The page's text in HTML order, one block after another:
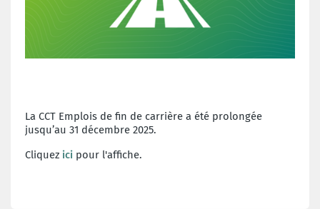
La CCT Emplois de fin de carrière a été prolongée
jusqu’au 31 décembre 2025.
Cliquez ici pour l'affiche.